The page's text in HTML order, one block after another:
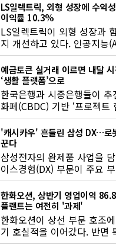
LS일렉트릭, 외형 성장에 수익
이익률 10.3%
LS일렉트릭이 외형 성장과
지 개선하고 있다. 인공지능
터와 반도체 투자 확대에 힘
예금토큰 실거래 이르면 내달
‘생활 플랫폼’으로
한국은행과 시중은행들이 추
화폐(CBDC) 기반 ‘프로젝트
실거래가 이르면 9월부터…
'캐시카우' 흔들린 삼성 DX…로
꾼다
삼성전자의 완제품 사업을
이스경험(DX) 부문이 주요
등의 영향으로 2분기 적자
한화오션, 상반기 영업이익
플랜트는 여전히 '과제'
한화오션이 상선 부문 호조
기 호실적을 이어갔다. 반면
지플랜트 부문은 적자를 지